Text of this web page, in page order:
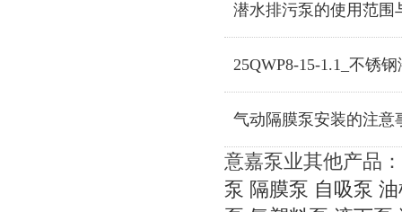
潜水排污泵的使用范围
25QWP8-15-1.1_不锈
气动隔膜泵安装的注意
意嘉泵业其他产品：
泵 隔膜泵 自吸泵